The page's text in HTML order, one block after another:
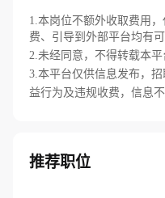
1.本岗位不额外收取费用
费、引导到外部平台均有
2.未经同意，不得转载本平
3.本平台仅供信息发布，
益行为及违规收费，信息不
推荐职位